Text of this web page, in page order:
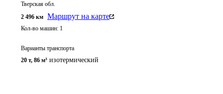
Тверская обл.
2 496 км Маршрут на карте
Кол-во машин: 1
Варианты транспорта
20 т, 86 м³ изотермический